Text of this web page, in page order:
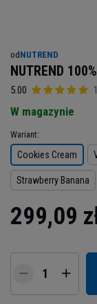
od NUTREND
NUTREND
5.00
W magazynie
Wariant
Cookies Cream
Strawberry Banana
299,09